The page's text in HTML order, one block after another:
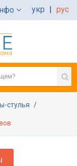
укр | рус
стулья